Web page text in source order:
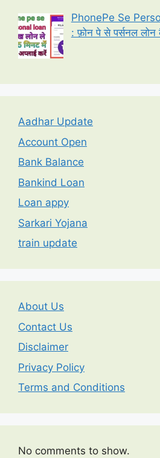
PhonePe Se
: फ़ोन पे से पर्सनल
Aadhar Update
Account Open
Bank Balance
Bankind Loan
Loan appy
Sarkari Yojana
train update
About Us
Contact Us
Disclaimer
Privacy Policy
Terms and Conditions
No comments to show.